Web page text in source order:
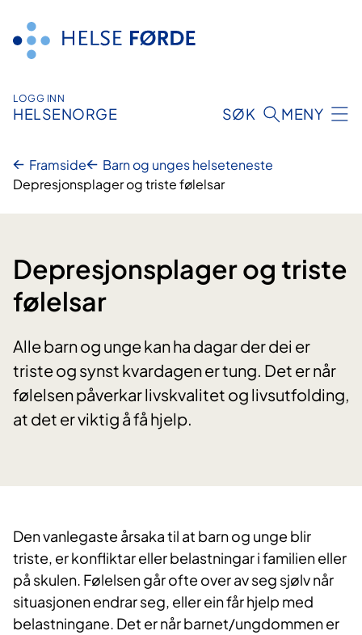
innhald
LOGG INN
HELSENORGE SØK MENY
Framside
Barn og unges helseteneste
Depresjonsplager og triste følelsar
Depresjonsplager og triste
følelsar
Alle barn og unge kan ha dagar der dei er
triste og synst kvardagen er tung. Det er når
følelsen påverkar livskvalitet og livsutfolding,
at det er viktig å få hjelp.
Den vanlegaste årsaka til at barn og unge blir
triste, er konfliktar eller belastningar i familien eller
på skulen. Følelsen går ofte over av seg sjølv når
situasjonen endrar seg, eller ein får hjelp med
belastningane. Det er når barnet/ungdommen er